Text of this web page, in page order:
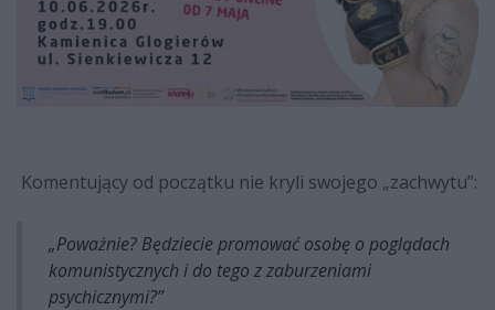
Komentujący od początku nie kryli swojego „zachwytu”:
„Poważnie? Będziecie promować osobę o poglądach
komunistycznych i do tego z zaburzeniami
psychicznymi?”